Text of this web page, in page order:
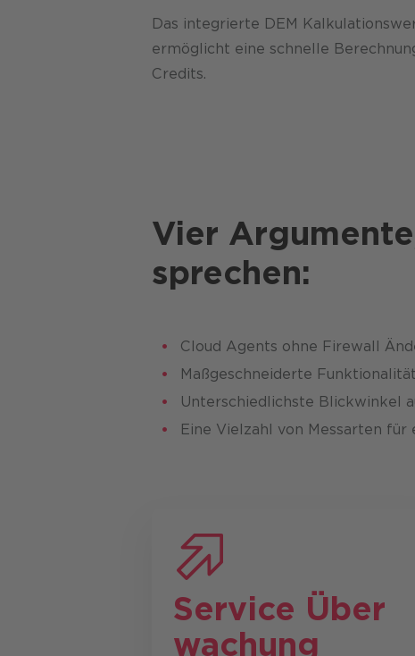
Das integrierte DEM
ermöglicht eine schnelle
Credits.
Vier
sprechen:
Cloud Agents ohne Firewall
Maßgeschneiderte
Unterschiedlichste Blickwinkel
Eine Vielzahl von Messarten für
Service Über
wachung